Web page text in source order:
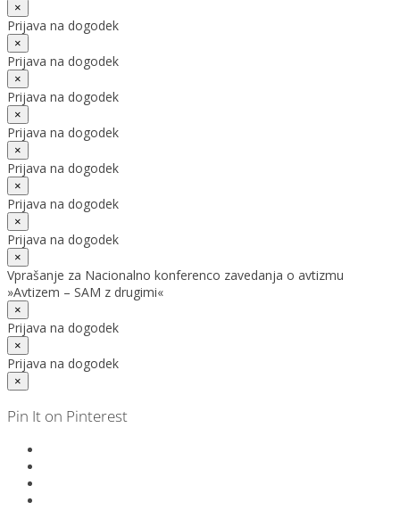
×
Prijava na dogodek
×
Prijava na dogodek
×
Prijava na dogodek
×
Prijava na dogodek
×
Prijava na dogodek
×
Prijava na dogodek
×
Prijava na dogodek
×
Vprašanje za Nacionalno konferenco zavedanja o avtizmu
»Avtizem – SAM z drugimi«
×
Prijava na dogodek
×
Prijava na dogodek
×
Pin It on Pinterest